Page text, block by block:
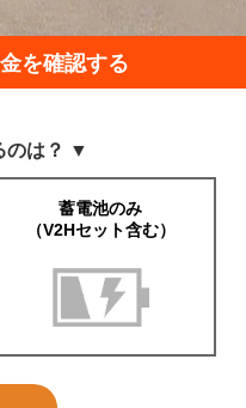
を確認する
のは？ ▼
蓄電池のみ
（V2Hセット含む）